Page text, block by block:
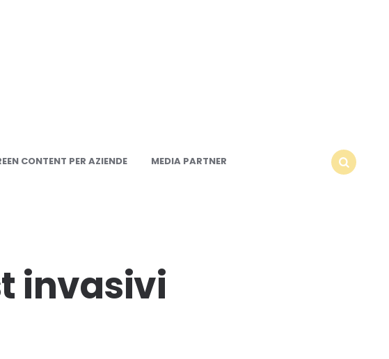
CONTENT PER AZIENDE
MEDIA PARTNER
invasivi